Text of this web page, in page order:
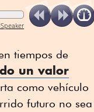
tiempos de
un valor
como vehículo
futuro no sea